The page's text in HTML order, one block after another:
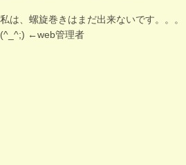
私は、螺旋巻きはまだ出来ないです。。。
(^_^;) ←web管理者